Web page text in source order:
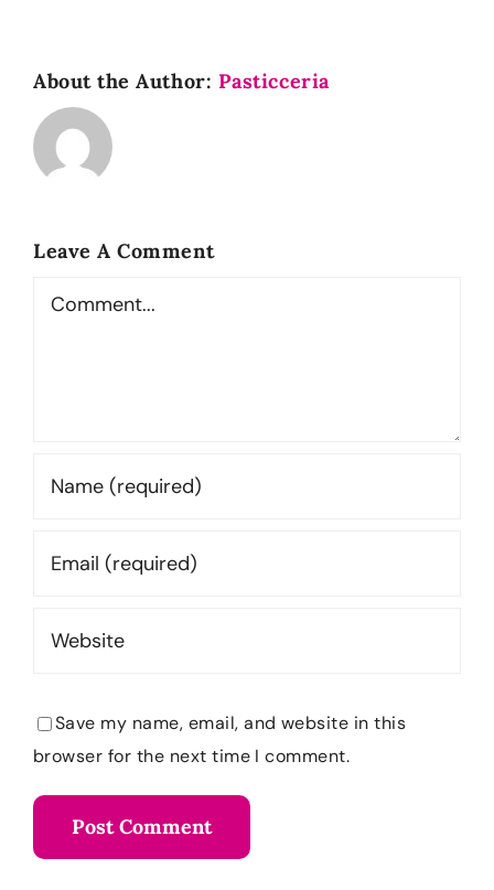
About the Author: Pasticceria
Leave A Comment
Comment
Save my name, email, and website in this
browser for the next time I comment.